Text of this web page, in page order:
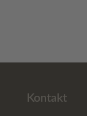
Kontakt